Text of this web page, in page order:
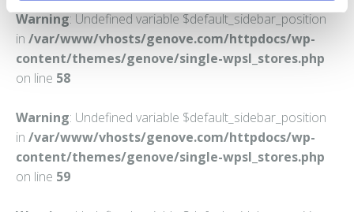
Warning: Undefined variable $default_sidebar_position
in /var/www/vhosts/genove.com/httpdocs/wp-
content/themes/genove/single-wpsl_stores.php
on line 58
Warning: Undefined variable $default_sidebar_position
in /var/www/vhosts/genove.com/httpdocs/wp-
content/themes/genove/single-wpsl_stores.php
on line 59